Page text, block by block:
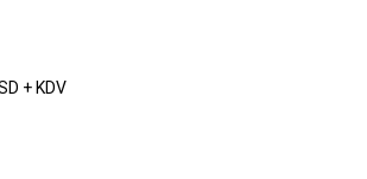
+ KDV